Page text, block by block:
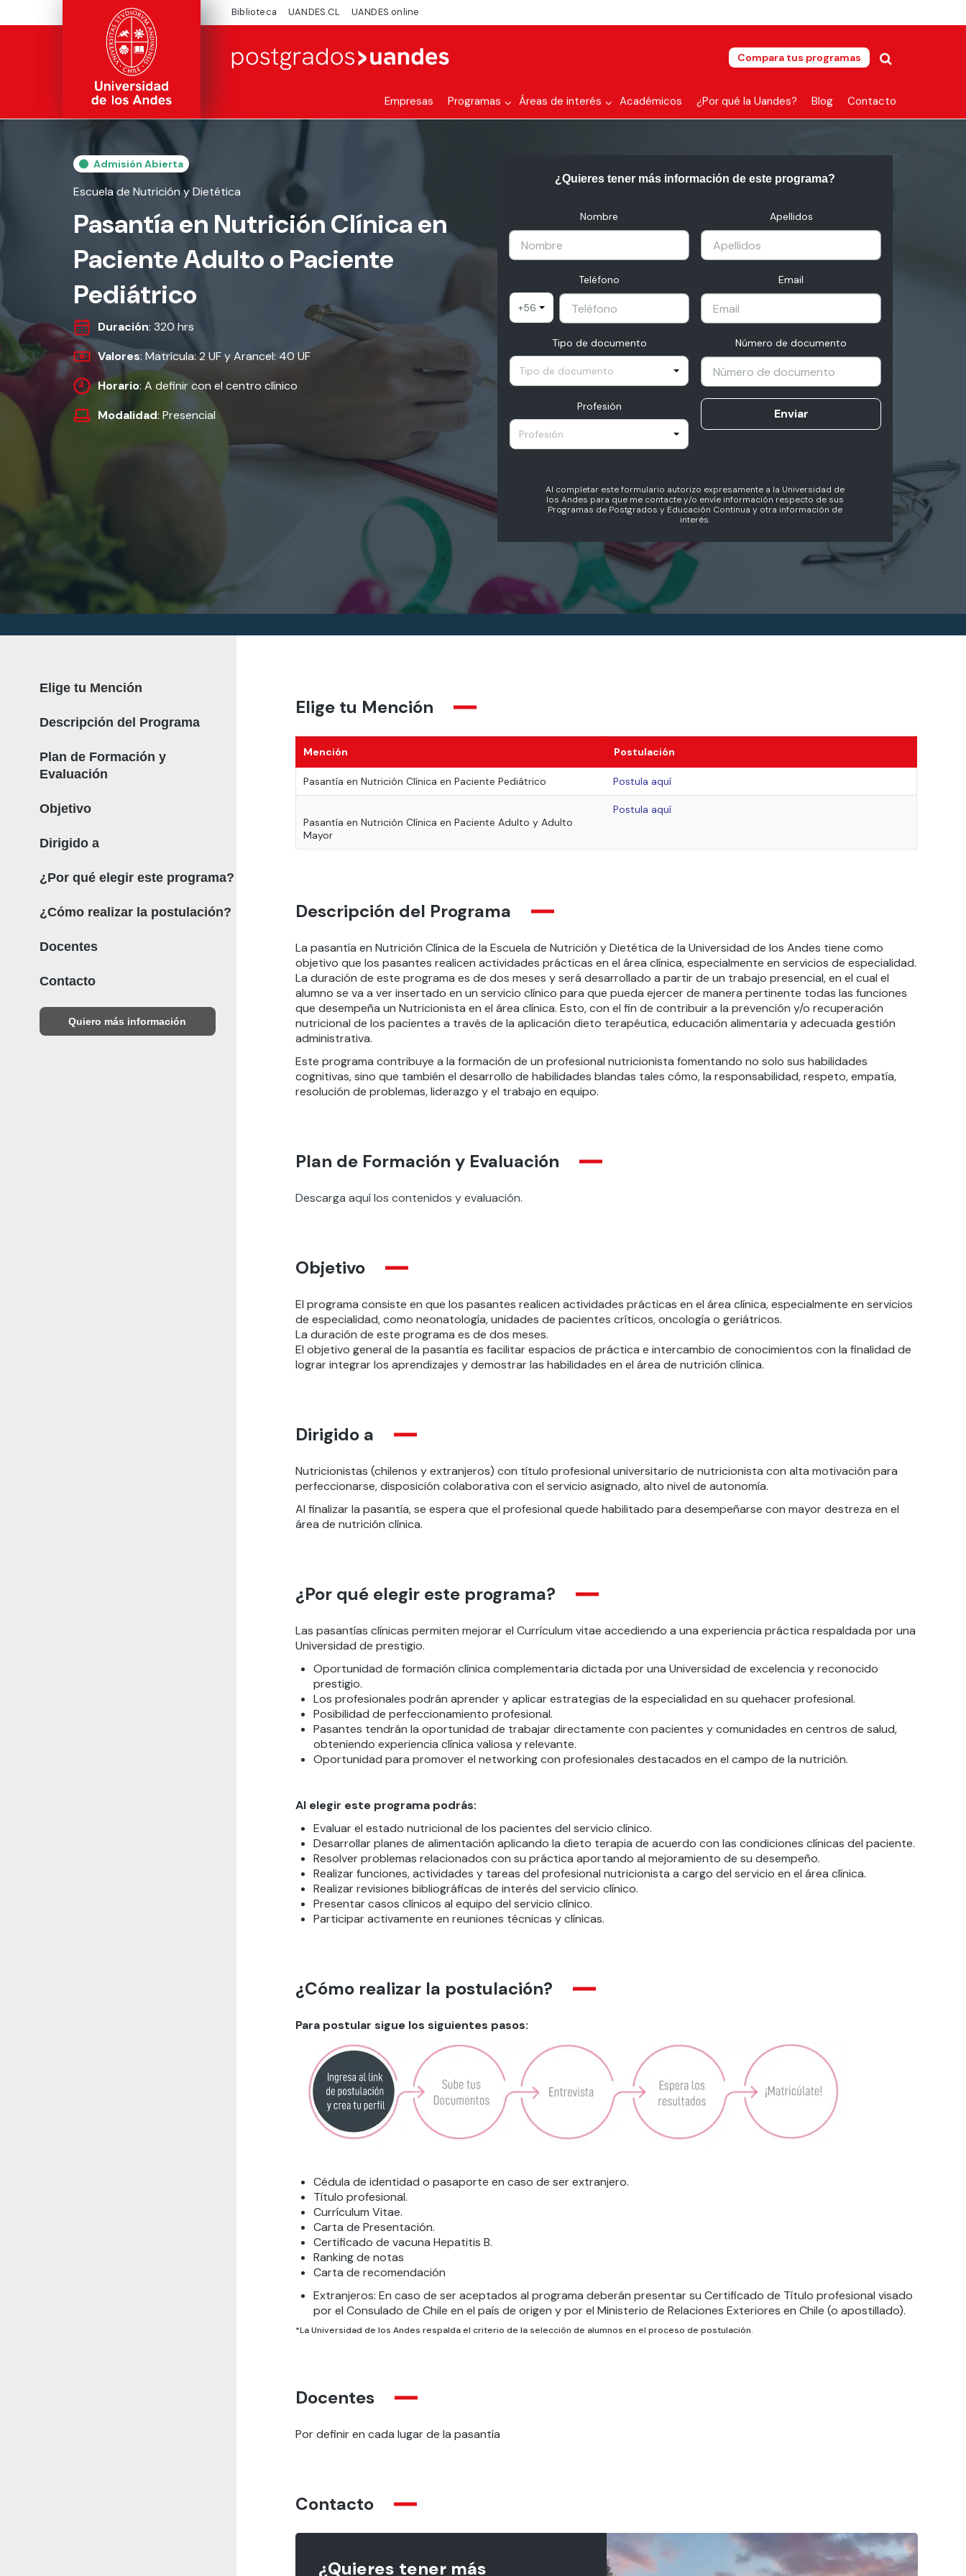
Biblioteca UANDES.CL UANDES online
Compara tus programas
Empresas Programas Áreas de interés Académicos ¿Por qué la Uandes? Blog Contacto
Admisión Abierta
Escuela de Nutrición y Dietética
Pasantía en Nutrición Clínica en
Paciente Adulto o Paciente
Pediátrico
Duración: 320 hrs
Valores: Matrícula: 2 UF y Arancel: 40 UF
Horario: A definir con el centro clínico
Modalidad: Presencial
¿Quieres tener más información de este programa?
Nombre Apellidos
Teléfono
+56
Email
Tipo de documento
Tipo de documento
Número de documento
Profesión
Profesión
Enviar
Al completar este formulario autorizo expresamente a la Universidad de
los Andes para que me contacte y/o envíe información respecto de sus
Programas de Postgrados y Educación Continua y otra información de
interés.
Elige tu Mención
Descripción del Programa
Plan de Formación y
Evaluación
Objetivo
Dirigido a
¿Por qué elegir este programa?
¿Cómo realizar la postulación?
Docentes
Contacto
Quiero más información
Elige tu Mención
Mención Postulación
Pasantía en Nutrición Clínica en Paciente Pediátrico Postula aquí
Pasantía en Nutrición Clínica en Paciente Adulto y Adulto
Mayor
Postula aquí
Descripción del Programa
La pasantía en Nutrición Clínica de la Escuela de Nutrición y Dietética de la Universidad de los Andes tiene como
objetivo que los pasantes realicen actividades prácticas en el área clínica, especialmente en servicios de especialidad.
La duración de este programa es de dos meses y será desarrollado a partir de un trabajo presencial, en el cual el
alumno se va a ver insertado en un servicio clínico para que pueda ejercer de manera pertinente todas las funciones
que desempeña un Nutricionista en el área clínica. Esto, con el fin de contribuir a la prevención y/o recuperación
nutricional de los pacientes a través de la aplicación dieto terapéutica, educación alimentaria y adecuada gestión
administrativa.
Este programa contribuye a la formación de un profesional nutricionista fomentando no solo sus habilidades
cognitivas, sino que también el desarrollo de habilidades blandas tales cómo, la responsabilidad, respeto, empatía,
resolución de problemas, liderazgo y el trabajo en equipo.
Plan de Formación y Evaluación
Descarga aquí los contenidos y evaluación.
Objetivo
El programa consiste en que los pasantes realicen actividades prácticas en el área clínica, especialmente en servicios
de especialidad, como neonatología, unidades de pacientes críticos, oncología o geriátricos.
La duración de este programa es de dos meses.
El objetivo general de la pasantía es facilitar espacios de práctica e intercambio de conocimientos con la finalidad de
lograr integrar los aprendizajes y demostrar las habilidades en el área de nutrición clínica.
Dirigido a
Nutricionistas (chilenos y extranjeros) con título profesional universitario de nutricionista con alta motivación para
perfeccionarse, disposición colaborativa con el servicio asignado, alto nivel de autonomía.
Al finalizar la pasantía, se espera que el profesional quede habilitado para desempeñarse con mayor destreza en el
área de nutrición clínica.
¿Por qué elegir este programa?
Las pasantías clínicas permiten mejorar el Currículum vitae accediendo a una experiencia práctica respaldada por una
Universidad de prestigio.
Oportunidad de formación clínica complementaria dictada por una Universidad de excelencia y reconocido
prestigio.
Los profesionales podrán aprender y aplicar estrategias de la especialidad en su quehacer profesional.
Posibilidad de perfeccionamiento profesional.
Pasantes tendrán la oportunidad de trabajar directamente con pacientes y comunidades en centros de salud,
obteniendo experiencia clínica valiosa y relevante.
Oportunidad para promover el networking con profesionales destacados en el campo de la nutrición.
Al elegir este programa podrás:
Evaluar el estado nutricional de los pacientes del servicio clínico.
Desarrollar planes de alimentación aplicando la dieto terapia de acuerdo con las condiciones clínicas del paciente.
Resolver problemas relacionados con su práctica aportando al mejoramiento de su desempeño.
Realizar funciones, actividades y tareas del profesional nutricionista a cargo del servicio en el área clínica.
Realizar revisiones bibliográficas de interés del servicio clínico.
Presentar casos clínicos al equipo del servicio clínico.
Participar activamente en reuniones técnicas y clínicas.
¿Cómo realizar la postulación?
Para postular sigue los siguientes pasos:
Cédula de identidad o pasaporte en caso de ser extranjero.
Título profesional.
Currículum Vitae.
Carta de Presentación.
Certificado de vacuna Hepatitis B.
Ranking de notas
Carta de recomendación
Extranjeros: En caso de ser aceptados al programa deberán presentar su Certificado de Título profesional visado
por el Consulado de Chile en el país de origen y por el Ministerio de Relaciones Exteriores en Chile (o apostillado).
*La Universidad de los Andes respalda el criterio de la selección de alumnos en el proceso de postulación.
Docentes
Por definir en cada lugar de la pasantía
Contacto
¿Quieres tener más